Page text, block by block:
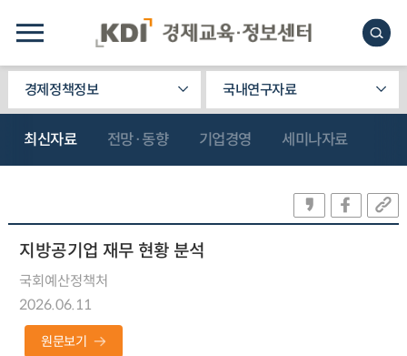
경제정책정보 국내연구자료
최신자료 전망·동향 기업경영 세미나자료
지방공기업 재무 현황 분석
국회예산정책처
2026.06.11
원문보기